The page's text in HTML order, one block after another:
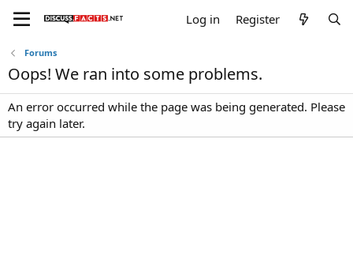
Log in Register
Forums
Oops! We ran into some problems.
An error occurred while the page was being generated. Please
try again later.